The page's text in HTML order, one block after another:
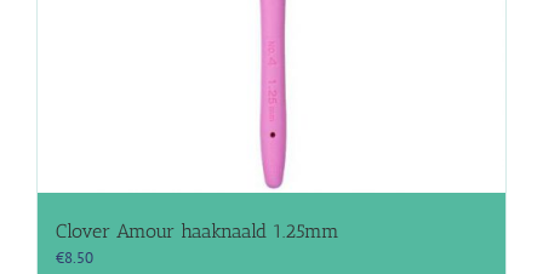
Clover Amour haaknaald 1.25mm
€8.50